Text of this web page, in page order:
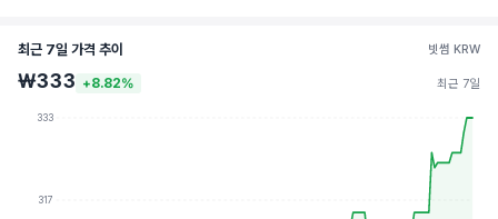
최근 7일 가격 추이 빗썸 KRW
₩333 +8.82% 최근 7일
333
317